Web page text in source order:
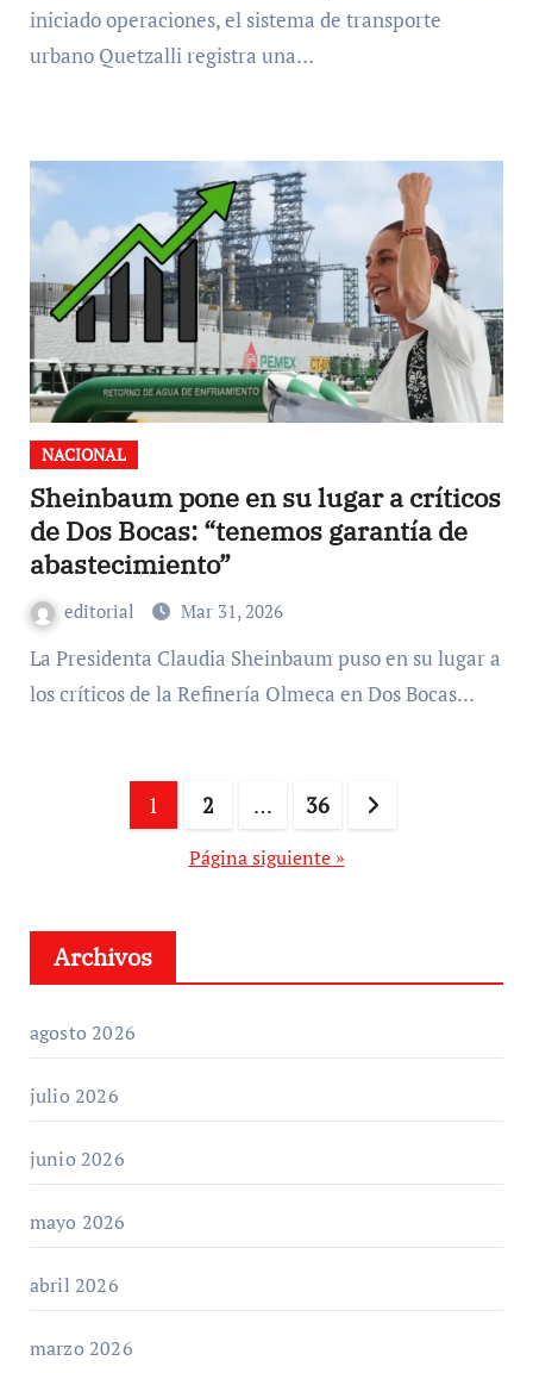
iniciado operaciones, el sistema de transporte
urbano Quetzalli registra una…
NACIONAL
Sheinbaum pone en su lugar a críticos
de Dos Bocas: “tenemos garantía de
abastecimiento”
editorial Mar 31, 2026
La Presidenta Claudia Sheinbaum puso en su lugar a
los críticos de la Refinería Olmeca en Dos Bocas…
Paginación
1 2 … 36
Página siguiente »
Archivos
agosto 2026
julio 2026
junio 2026
mayo 2026
abril 2026
marzo 2026